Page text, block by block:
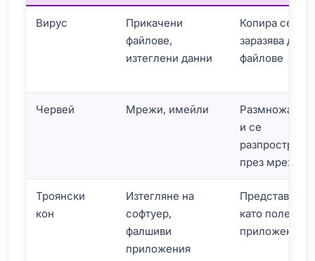
Вирус
Прикачени
файлове,
изтеглени данни
Копира се и
заразява
файлове
Червей Мрежи, имейли
Размножава
и се
през мрежата
Троянски
кон
Изтегляне на
софтуер,
фалшиви
приложения
Представя се
като полезно
приложение